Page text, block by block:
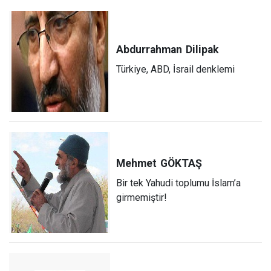
Abdurrahman Dilipak
Türkiye, ABD, İsrail denklemi
Mehmet GÖKTAŞ
Bir tek Yahudi toplumu İslam’a
girmemiştir!